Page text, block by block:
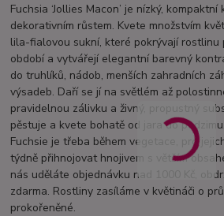
Fuchsia ‘Jollies Macon’ je nízký,
dekorativním růstem. Kvete množstvím
lila-fialovou sukní, které pokrývají rostlinu
období a vytvářejí elegantní barevný
do truhlíků, nádob, menších zahradních
výsadeb. Daří se jí na světlém až
pravidelnou zálivku a živný, propustný
pěstuje a kvete bohatě od jara do podzimu.
Fuchsie je třeba během vegetace, pro
týdně přihnojovat hnojivem s větším
nás uděláte objednávku nad 1000 Kč,
zdarma. Rostliny zasíláme v květináči o
prokořeněné.